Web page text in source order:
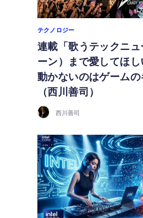
テクノロジー
連載「歌うテックニ
ーン）まで愛してほ
動かないのはゲーム
（西川善司）
西川善司